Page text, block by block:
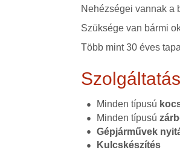
Nehézségei vannak a
Szüksége van bármi
Több mint 30 éves
Minden típusú
Minden típusú
Gépjárművek
Kulcskészítés